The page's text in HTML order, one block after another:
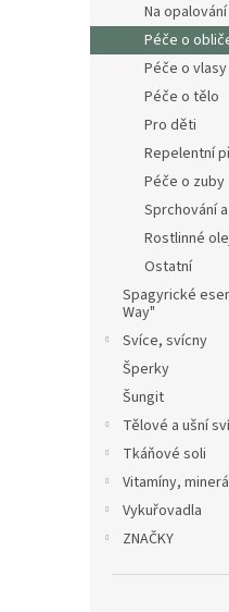
Na opalování
Péče o
Péče o vlasy
Péče o tělo
Pro děti
Repelentní
Péče o zuby
Sprchování
Rostlinné
Ostatní
Spagyrické
Way"
Svíce, svícny
Šperky
Šungit
Tělové a ušní
Tkáňové soli
Vitamíny,
Vykuřovadla
ZNAČKY